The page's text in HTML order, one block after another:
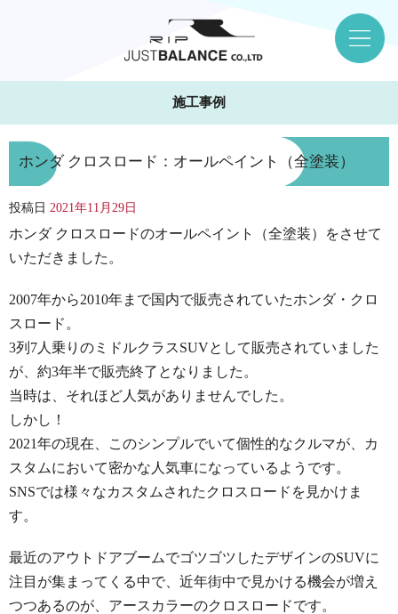
施工事例
ホンダ クロスロード：オールペイント（全塗装）
投稿日 2021年11月29日
ホンダ クロスロードのオールペイント（全塗装）をさせて
いただきました。
2007年から2010年まで国内で販売されていたホンダ・クロ
スロード。
3列7人乗りのミドルクラスSUVとして販売されていました
が、約3年半で販売終了となりました。
当時は、それほど人気がありませんでした。
しかし！
2021年の現在、このシンプルでいて個性的なクルマが、カ
スタムにおいて密かな人気車になっているようです。
SNSでは様々なカスタムされたクロスロードを見かけま
す。
最近のアウトドアブームでゴツゴツしたデザインのSUVに
注目が集まってくる中で、近年街中で見かける機会が増え
つつあるのが、アースカラーのクロスロードです。